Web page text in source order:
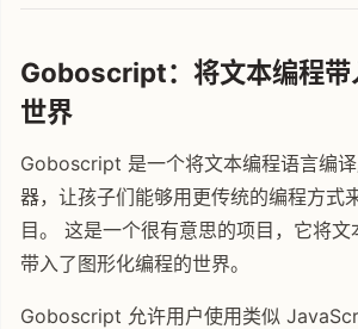
Goboscript：将文本编程
世界
Goboscript 是一个将文本编程语言编
器，让孩子们能够用更传统的编程方式
目。 这是一个很有意思的项目，它将
带入了图形化编程的世界。
Goboscript 允许用户使用类似